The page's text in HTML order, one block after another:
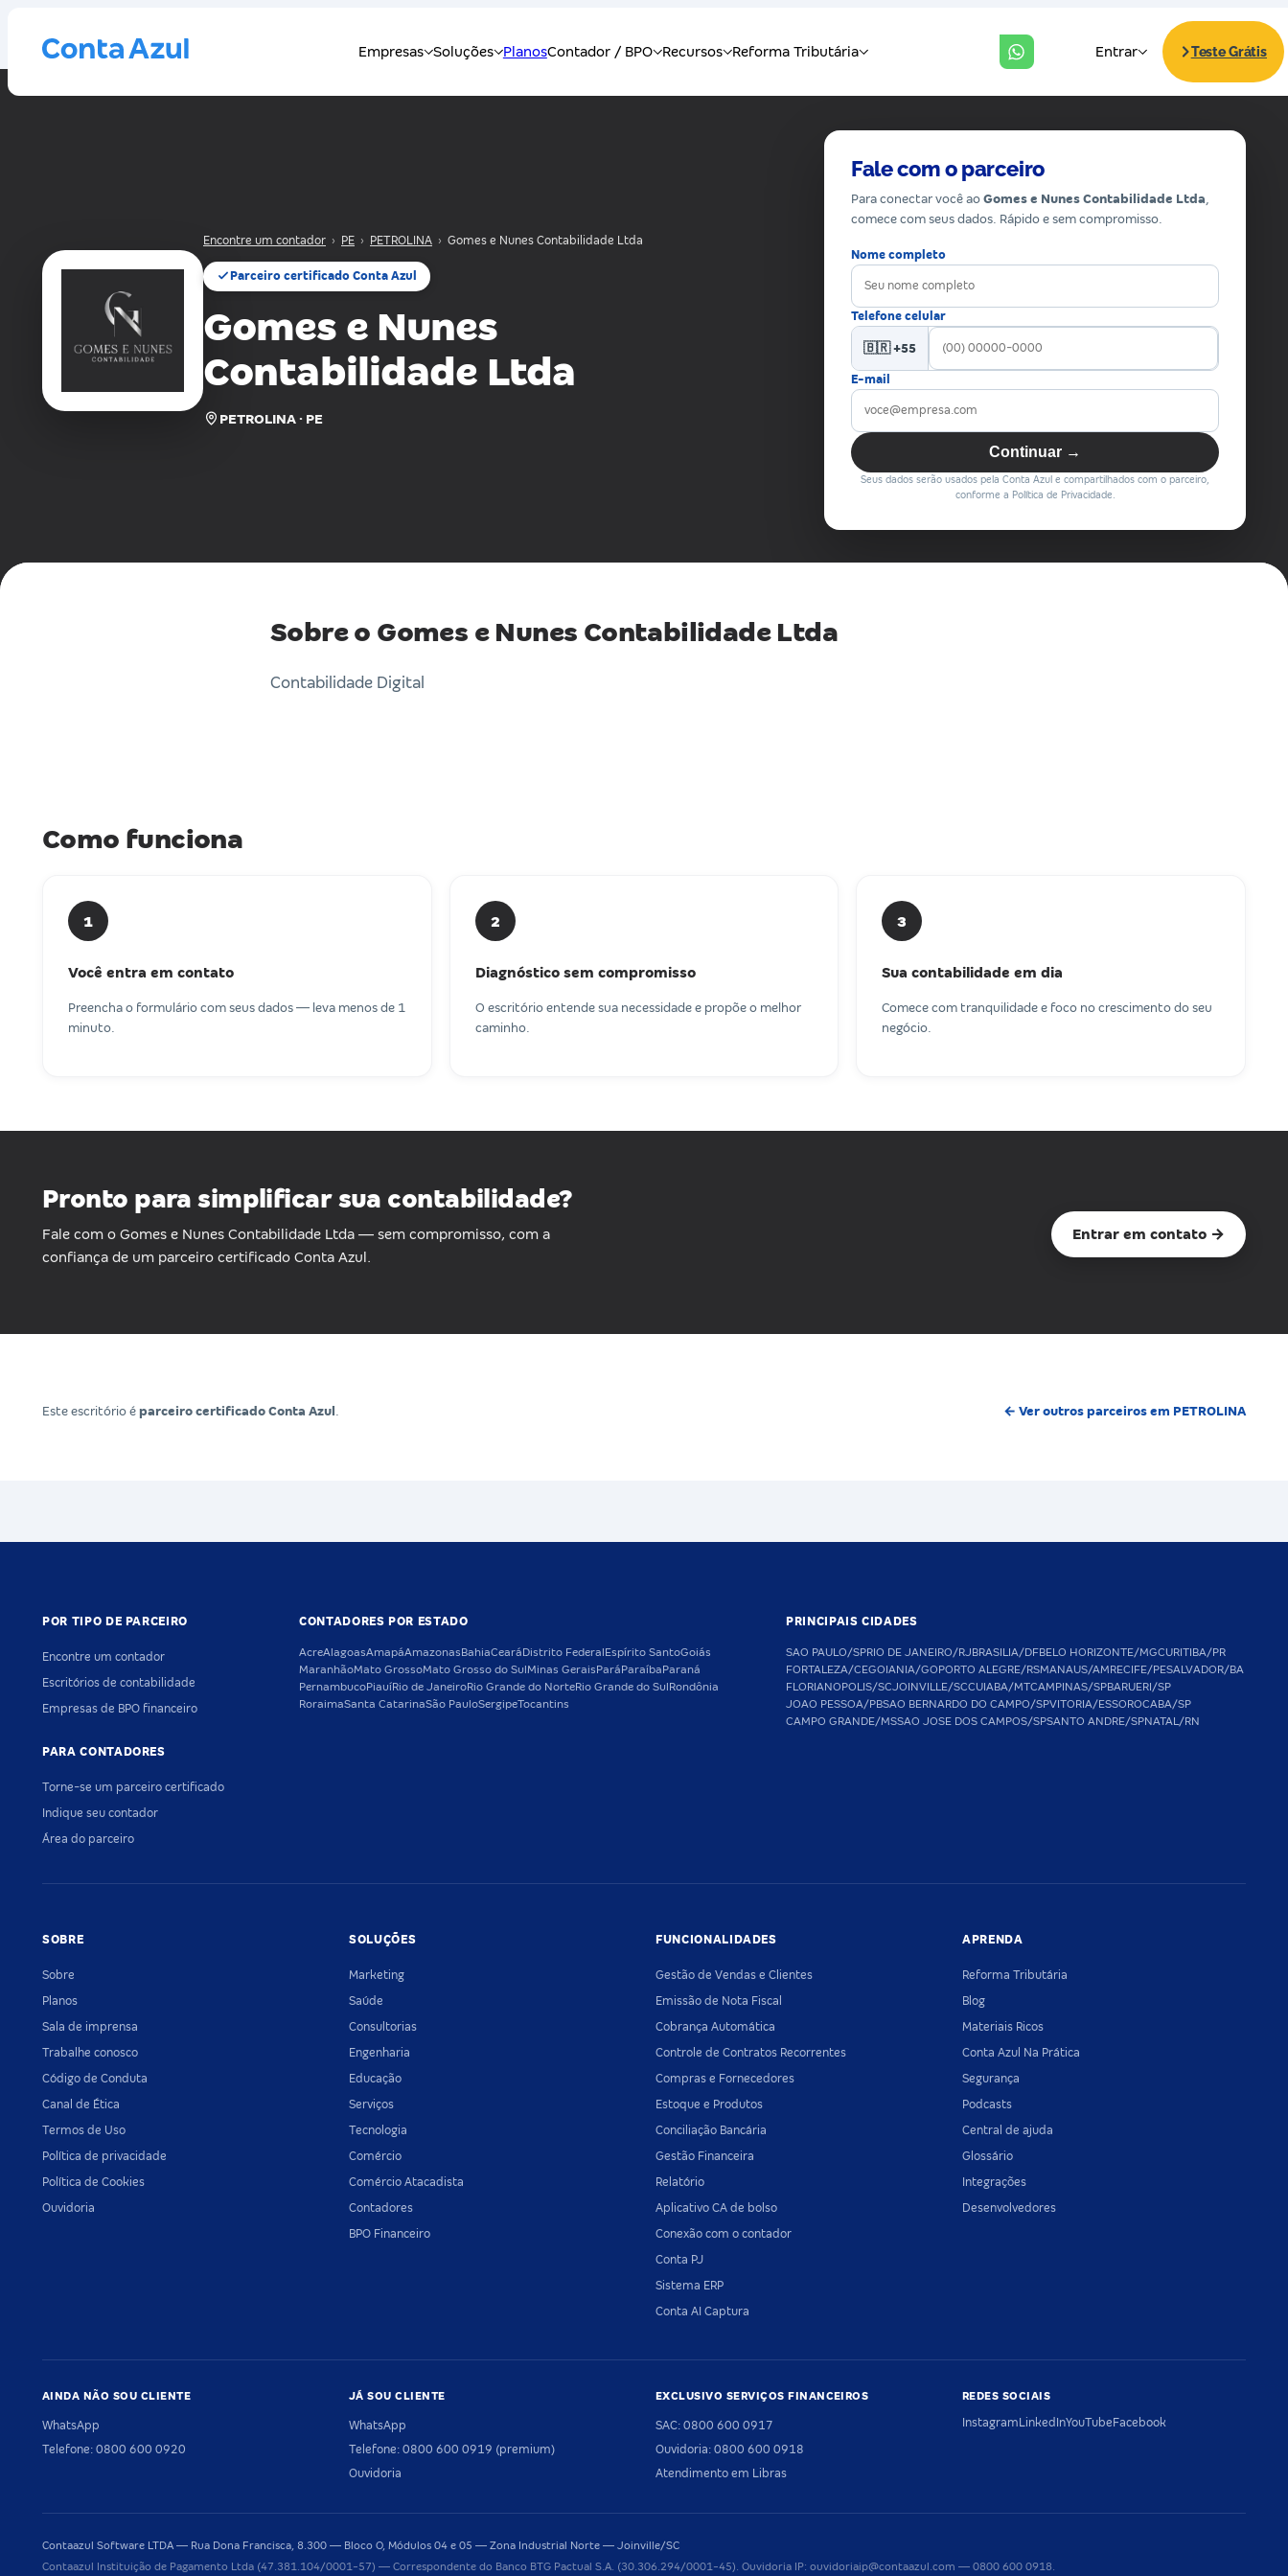
Encontre um contador › PE › PETROLINA › Gomes e Nunes Contabilidade Ltda
Parceiro certificado Conta Azul
Gomes e Nunes
Contabilidade Ltda
PETROLINA · PE
Fale com o parceiro
Para conectar você ao Gomes e Nunes Contabilidade Ltda,
comece com seus dados. Rápido e sem compromisso.
Nome completo
Telefone celular
🇧🇷 +55
E-mail
Continuar →
Seus dados serão usados pela Conta Azul e compartilhados com o parceiro,
conforme a Política de Privacidade.
Sobre o Gomes e Nunes Contabilidade Ltda
Contabilidade Digital
Como funciona
1
Você entra em contato
Preencha o formulário com seus dados — leva menos de 1
minuto.
2
Diagnóstico sem compromisso
O escritório entende sua necessidade e propõe o melhor
caminho.
3
Sua contabilidade em dia
Comece com tranquilidade e foco no crescimento do seu
negócio.
Pronto para simplificar sua contabilidade?
Fale com o Gomes e Nunes Contabilidade Ltda — sem compromisso, com a
confiança de um parceiro certificado Conta Azul.
Entrar em contato →
Este escritório é parceiro certificado Conta Azul . ← Ver outros parceiros em PETROLINA
POR TIPO DE PARCEIRO
Encontre um contador
Escritórios de contabilidade
Empresas de BPO financeiro
PARA CONTADORES
Torne-se um parceiro certificado
Indique seu contador
Área do parceiro
CONTADORES POR ESTADO
AcreAlagoasAmapáAmazonasBahiaCearáDistrito FederalEspírito SantoGoiás
MaranhãoMato GrossoMato Grosso do SulMinas GeraisParáParaíbaParaná
PernambucoPiauíRio de JaneiroRio Grande do NorteRio Grande do SulRondônia
RoraimaSanta CatarinaSão PauloSergipeTocantins
PRINCIPAIS CIDADES
SAO PAULO/SPRIO DE JANEIRO/RJBRASILIA/DFBELO HORIZONTE/MGCURITIBA/PR
FORTALEZA/CEGOIANIA/GOPORTO ALEGRE/RSMANAUS/AMRECIFE/PESALVADOR/BA
FLORIANOPOLIS/SCJOINVILLE/SCCUIABA/MTCAMPINAS/SPBARUERI/SP
JOAO PESSOA/PBSAO BERNARDO DO CAMPO/SPVITORIA/ESSOROCABA/SP
CAMPO GRANDE/MSSAO JOSE DOS CAMPOS/SPSANTO ANDRE/SPNATAL/RN
SOBRE
Sobre
Planos
Sala de imprensa
Trabalhe conosco
Código de Conduta
Canal de Ética
Termos de Uso
Política de privacidade
Política de Cookies
Ouvidoria
SOLUÇÕES
Marketing
Saúde
Consultorias
Engenharia
Educação
Serviços
Tecnologia
Comércio
Comércio Atacadista
Contadores
BPO Financeiro
FUNCIONALIDADES
Gestão de Vendas e Clientes
Emissão de Nota Fiscal
Cobrança Automática
Controle de Contratos Recorrentes
Compras e Fornecedores
Estoque e Produtos
Conciliação Bancária
Gestão Financeira
Relatório
Aplicativo CA de bolso
Conexão com o contador
Conta PJ
Sistema ERP
Conta AI Captura
APRENDA
Reforma Tributária
Blog
Materiais Ricos
Conta Azul Na Prática
Segurança
Podcasts
Central de ajuda
Glossário
Integrações
Desenvolvedores
AINDA NÃO SOU CLIENTE
WhatsApp
Telefone: 0800 600 0920
JÁ SOU CLIENTE
WhatsApp
Telefone: 0800 600 0919 (premium)
Ouvidoria
EXCLUSIVO SERVIÇOS FINANCEIROS
SAC: 0800 600 0917
Ouvidoria: 0800 600 0918
Atendimento em Libras
REDES SOCIAIS
InstagramLinkedInYouTubeFacebook
Contaazul Software LTDA — Rua Dona Francisca, 8.300 — Bloco O, Módulos 04 e 05 — Zona Industrial Norte — Joinville/SC
Contaazul Instituição de Pagamento Ltda (47.381.104/0001-57) — Correspondente do Banco BTG Pactual S.A. (30.306.294/0001-45). Ouvidoria IP: ouvidoriaip@contaazul.com — 0800 600 0918.